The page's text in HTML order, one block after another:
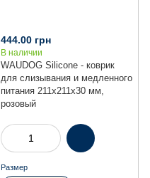
WAUDOG Silicone - коврик
для слизывания и медленного
питания 211х211х30 мм,
розовый
444.00 грн
В наличии
Размер